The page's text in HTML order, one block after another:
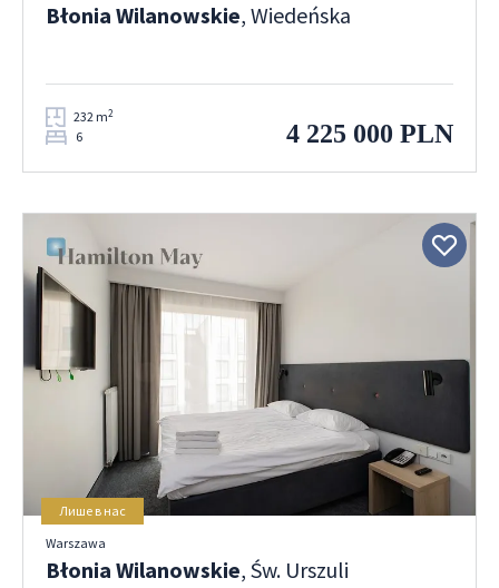
Błonia Wilanowskie, Wiedeńska
232 m2
6 4 225 000 PLN
Лише в нас
Warszawa
Błonia Wilanowskie, Św. Urszuli